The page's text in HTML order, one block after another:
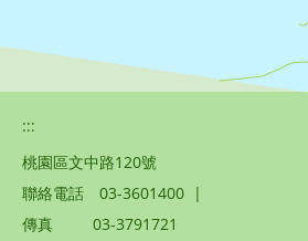
:::
桃園區文中路120號
聯絡電話
03-3601400 |
傳真
03-3791721